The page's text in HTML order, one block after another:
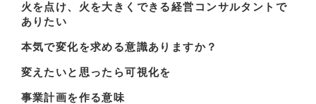
火を点け、火を大きくできる経営コンサルタントで
ありたい
本気で変化を求める意識ありますか？
変えたいと思ったら可視化を
事業計画を作る意味